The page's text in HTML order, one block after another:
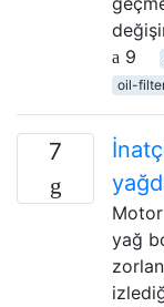
9
oil-
7
Motor
yağ